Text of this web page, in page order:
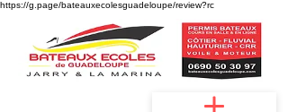
https://g.page/bateauxecolesguadeloupe/review?rc